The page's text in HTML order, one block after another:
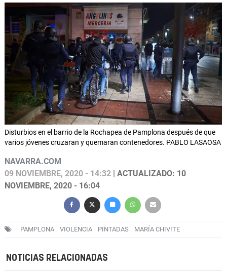
Disturbios en el barrio de la Rochapea de Pamplona después de que
varios jóvenes cruzaran y quemaran contenedores. PABLO LASAOSA
NAVARRA.COM
09 NOVIEMBRE, 2020 - 14:32 | ACTUALIZADO: 10
NOVIEMBRE, 2020 - 16:04
PAMPLONA VIOLENCIA PINTADAS MARÍA CHIVITE
NOTICIAS RELACIONADAS